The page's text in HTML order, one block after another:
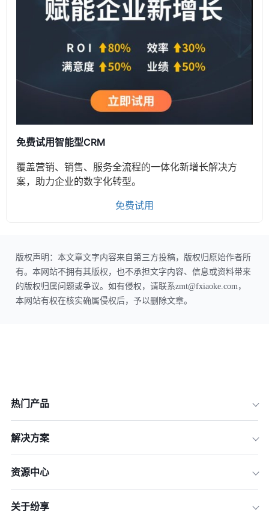
免费试用智能型CRM
覆盖营销、销售、服务全流程的一体化新增长解决方
案，助力企业的数字化转型。
免费试用
版权声明：本文章文字内容来自第三方投稿，版权归原始作者所
有。本网站不拥有其版权，也不承担文字内容、信息或资料带来
的版权归属问题或争议。如有侵权，请联系zmt@fxiaoke.com，
本网站有权在核实确属侵权后，予以删除文章。
热门产品
解决方案
资源中心
关于纷享